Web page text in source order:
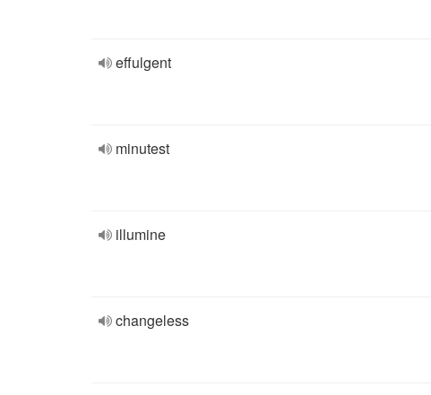
effulgent
minutest
illumine
changeless